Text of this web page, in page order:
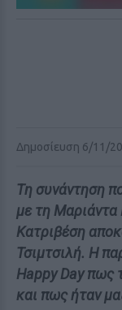
Δημοσίευση 6/11/
Tη συνάντηση
με τη Μαριάντα
Κατριβέση
Τσιμτσιλή. Η
Happy Day πως
και πως ήταν